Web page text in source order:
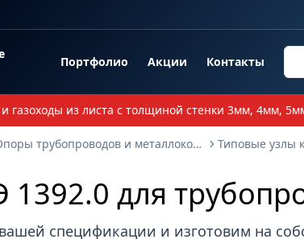
Портфолио Акции Контакты
газоходы из листа с толщиной стенки 3мм, 4мм,
Опоры трубопроводов и металлоконструкции
для
спецификации и изготовим на